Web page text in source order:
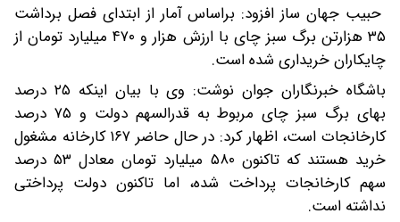
حبیب جهان ساز افزود: براساس آمار از ابتدای فصل برداشت
۳۵ هزارتن برگ سبز چای با ارزش هزار و ۴۷۰ میلیارد تومان از
چایکاران خریداری شده است.
باشگاه خبرنگاران جوان نوشت: وی با بیان اینکه ۲۵ درصد
بهای برگ سبز چای مربوط به قدرالسهم دولت و ۷۵ درصد
کارخانجات است، اظهار کرد: در حال حاضر ۱۶۷ کارخانه مشغول
خرید هستند که تاکنون ۵۸۰ میلیارد تومان معادل ۵۳ درصد
سهم کارخانجات پرداخت شده، اما تاکنون دولت پرداختی
نداشته است.